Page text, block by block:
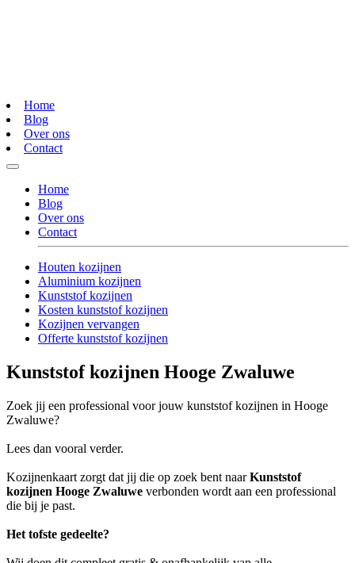
Home
Blog
Over ons
Contact
Home
Blog
Over ons
Contact
Houten kozijnen
Aluminium kozijnen
Kunststof kozijnen
Kosten kunststof kozijnen
Kozijnen vervangen
Offerte kunststof kozijnen
Kunststof kozijnen Hooge Zwaluwe
Zoek jij een professional voor jouw kunststof kozijnen in Hooge
Zwaluwe?
Lees dan vooral verder.
Kozijnenkaart zorgt dat jij die op zoek bent naarKunststof
kozijnen Hooge Zwaluwe verbonden wordt aan een professional
die bij je past.
Het tofste gedeelte?